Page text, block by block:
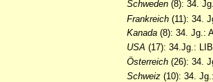
Schweden (8): 34.
Frankreich (11): 34.
Kanada (8): 34. Jg.:
USA (17): 34.Jg.:
Österreich (26): 34.
Schweiz (10): 34.